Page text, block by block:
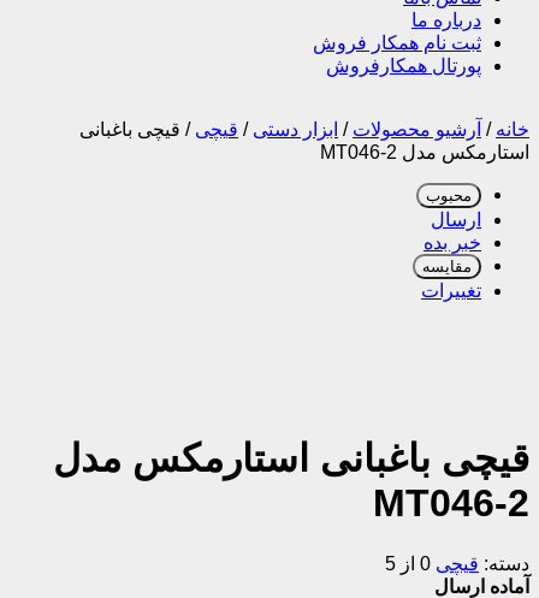
درباره ما
ثبت نام همکار فروش
پورتال همکارفروش
خانه / آرشیو محصولات / ابزار دستی / قیچی / قیچی باغبانی
استارمکس مدل MT046-2
محبوب
ارسال
خبر بده
مقایسه
تغییرات
قیچی باغبانی استارمکس مدل
MT046-2
دسته: قیچی 0 از 5
آماده ارسال